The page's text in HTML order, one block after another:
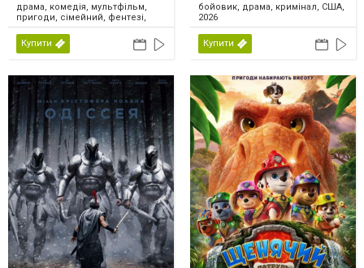
драма, комедія, мультфільм,
пригоди, сімейний, фентезі,
США, 2026
Купити
бойовик, драма, кримінал, США,
2026
Купити